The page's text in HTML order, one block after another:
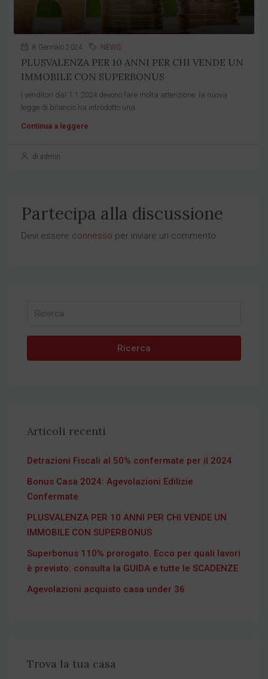
8 Gennaio 2024 NEWS
PLUSVALENZA PER 10 ANNI PER CHI VENDE UN
IMMOBILE CON SUPERBONUS
I venditori dal 1.1.2024 devono fare molta attenzione: la nuova
legge di bilancio ha introdotto una...
Continua a leggere
di admin
Partecipa alla discussione
Devi essere connesso per inviare un commento.
Ricerca
Articoli recenti
Detrazioni Fiscali al 50% confermate per il 2024
Bonus Casa 2024: Agevolazioni Edilizie
Confermate
PLUSVALENZA PER 10 ANNI PER CHI VENDE UN
IMMOBILE CON SUPERBONUS
Superbonus 110% prorogato. Ecco per quali lavori
è previsto: consulta la GUIDA e tutte le SCADENZE
Agevolazioni acquisto casa under 36
Trova la tua casa